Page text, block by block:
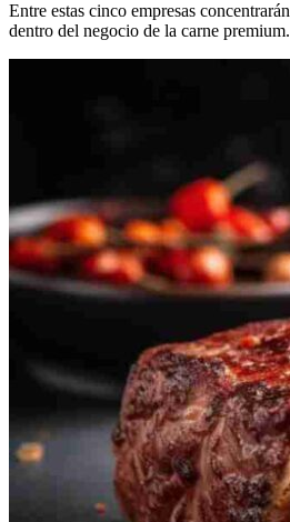
Entre estas cinco empresas concentrarán
dentro del negocio de la carne premium.